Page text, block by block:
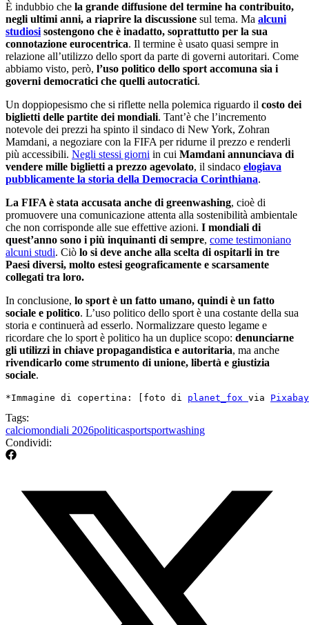
È indubbio che la grande diffusione del termine ha contribuito,
negli ultimi anni, a riaprire la discussione sul tema. Ma alcuni
studiosi sostengono che è inadatto, soprattutto per la sua
connotazione eurocentrica. Il termine è usato quasi sempre in
relazione all’utilizzo dello sport da parte di governi autoritari. Come
abbiamo visto, però, l’uso politico dello sport accomuna sia i
governi democratici che quelli autocratici.
Un doppiopesismo che si riflette nella polemica riguardo il costo dei
biglietti delle partite dei mondiali. Tant’è che l’incremento
notevole dei prezzi ha spinto il sindaco di New York, Zohran
Mamdani, a negoziare con la FIFA per ridurne il prezzo e renderli
più accessibili. Negli stessi giorni in cui Mamdani annunciava di
vendere mille biglietti a prezzo agevolato, il sindaco elogiava
pubblicamente la storia della Democracia Corinthiana.
La FIFA è stata accusata anche di greenwashing, cioè di
promuovere una comunicazione attenta alla sostenibilità ambientale
che non corrisponde alle sue effettive azioni. I mondiali di
quest’anno sono i più inquinanti di sempre, come testimoniano
alcuni studi. Ciò lo si deve anche alla scelta di ospitarli in tre
Paesi diversi, molto estesi geograficamente e scarsamente
collegati tra loro.
In conclusione, lo sport è un fatto umano, quindi è un fatto
sociale e politico. L’uso politico dello sport è una costante della sua
storia e continuerà ad esserlo. Normalizzare questo legame e
ricordare che lo sport è politico ha un duplice scopo: denunciarne
gli utilizzi in chiave propagandistica e autoritaria, ma anche
rivendicarlo come strumento di unione, libertà e giustizia
sociale.
*Immagine di copertina: [foto di planet_fox via Pixabay
Tags:
calciomondiali 2026politicasportsportwashing
Condividi: